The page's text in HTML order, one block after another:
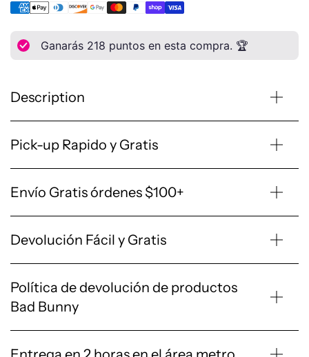
Ganarás 218 puntos en esta compra. 🏆
Description
Pick-up Rapido y Gratis
Envío Gratis órdenes $100+
Devolución Fácil y Gratis
Política de devolución de productos
Bad Bunny